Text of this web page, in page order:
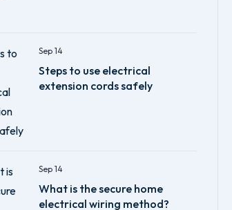
Sep 14
Steps to use electrical
extension cords safely
Sep 14
What is the secure home
electrical wiring method?